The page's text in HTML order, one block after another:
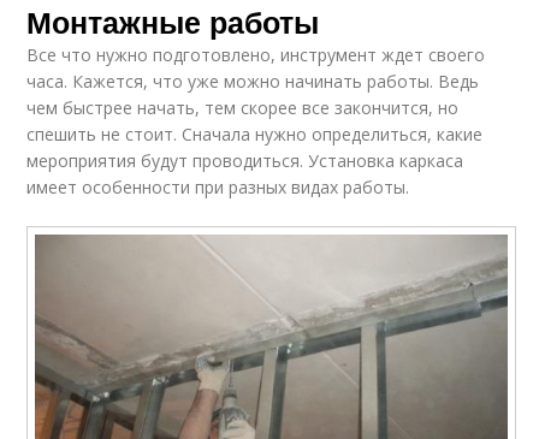
Монтажные работы
Все что нужно подготовлено, инструмент ждет своего
часа. Кажется, что уже можно начинать работы. Ведь
чем быстрее начать, тем скорее все закончится, но
спешить не стоит. Сначала нужно определиться, какие
мероприятия будут проводиться. Установка каркаса
имеет особенности при разных видах работы.